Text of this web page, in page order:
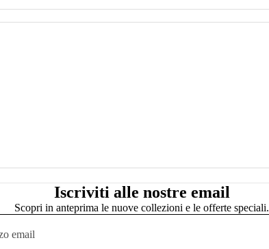
Iscriviti alle nostre email
Scopri in anteprima le nuove collezioni e le offerte speciali.